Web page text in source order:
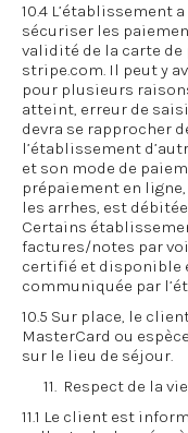
10.4 L’établissement
sécuriser les
validité de la carte
stripe.com. Il peut y
pour plusieurs
atteint, erreur de
devra se rapprocher
l’établissement
et son mode de
prépaiement en ligne,
les arrhes, est
Certains
factures/notes par
certifié et disponible
communiquée par
10.5 Sur place, le
MasterCard ou
sur le lieu de séjour.
11. Respect de la
11.1 Le client est